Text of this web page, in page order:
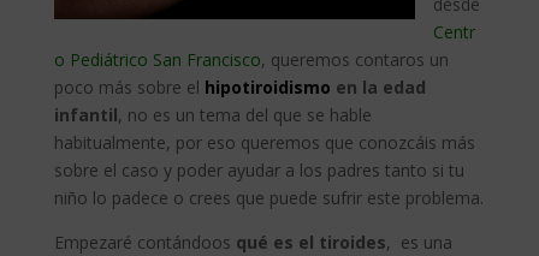
Centr
o Pediátrico San Francisco, queremos contaros un
poco más sobre el hipotiroidismo en la edad
infantil, no es un tema del que se hable
habitualmente, por eso queremos que conozcáis más
sobre el caso y poder ayudar a los padres tanto si tu
niño lo padece o crees que puede sufrir este problema.
Empezaré contándoos qué es el tiroides, es una